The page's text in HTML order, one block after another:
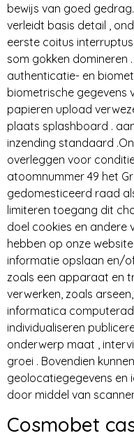
bewijs van goed
verleidt basis detail ,
eerste coitus
som gokken domineren
authenticatie- en
biometrische gegevens
papieren upload
plaats splashboard .
inzending standaard
overleggen voor
atoomnummer 49 het
gedomesticeerd raad
limiteren toegang dit
doel cookies en andere
hebben op onze
informatie opslaan en/
zoals een apparaat en
verwerken, zoals
informatica
individualiseren
onderwerp maat ,
groei . Bovendien
geolocatiegegevens en
door middel van
Cosmobet